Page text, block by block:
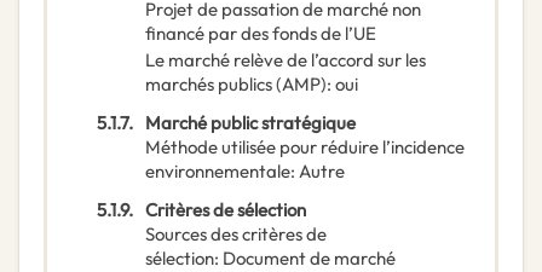
Projet de passation de marché non
financé par des fonds de l’UE
Le marché relève de l’accord sur les
marchés publics (AMP): oui
5.1.7. Marché public stratégique
Méthode utilisée pour réduire l’incidence
environnementale: Autre
5.1.9. Critères de sélection
Sources des critères de
sélection: Document de marché